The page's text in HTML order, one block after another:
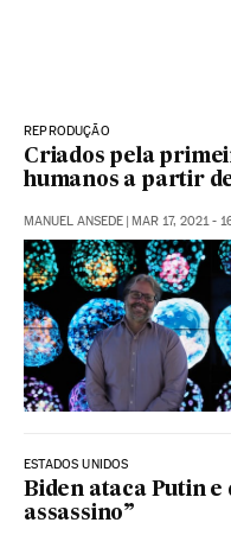
REPRODUÇÃO
Criados pela
humanos a partir
MANUEL ANSEDE MAR 17, 2021 -
ESTADOS UNIDOS
Biden ataca Putin e
assassino”